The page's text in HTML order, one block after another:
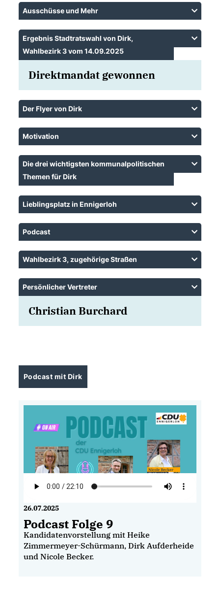
Ausschüsse und Mehr
Ergebnis Stadtratswahl von Dirk,
Wahlbezirk 3 vom 14.09.2025
Direktmandat gewonnen
Der Flyer von Dirk
Motivation
Die drei wichtigsten kommunalpolitischen
Themen für Dirk
Lieblingsplatz in Ennigerloh
Podcast
Wahlbezirk 3, zugehörige Straßen
Persönlicher Vertreter
Christian Burchard
Podcast mit Dirk
26.07.2025
Podcast Folge 9
Kandidatenvorstellung mit Heike
Zimmermeyer-Schürmann, Dirk Aufderheide
und Nicole Becker.